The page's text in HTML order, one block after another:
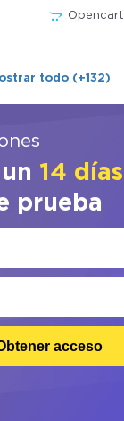
Opencart
todo (+132)
14 días
prueba
acceso